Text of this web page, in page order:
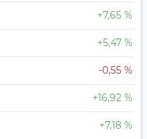
+7,65 %
+5,47 %
-0,55 %
+16,92 %
+7,18 %